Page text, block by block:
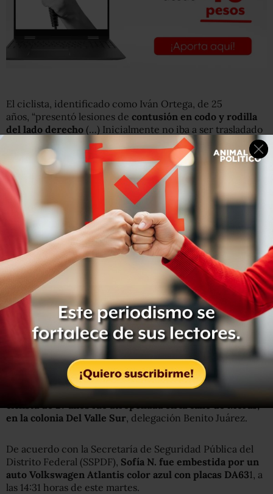
El ciclista, identificado como Iván Ortega, de 25
años, “presentó lesiones de contusión en codo y rodilla
del lado derecho (…) Inicialmente no iba a ser trasladado
por las lesiones presentadas pero la unidad DF602M6 de
granaderos lo trasladó al hospital Metropolitano, donde
los gastos correrán por cuenta del agrupamiento”, detalló
la dependencia local.
Atropellan a#ciclistade@Ecobicien Reforma; lo
reportan fuera de peligrohttps://t.co/eKAlcuDlAu
pic.twitter.com/4OO1TK9NQ7
— AnimalPolitico.com (@Pajaropolitico)noviembre 24,
2015
Nuevo lamentable accidente que involucra a ciclista..
Lateral de Reforma esquina Milán… @SSP_CDMX
pic.twitter.com/ctcmHZUu6N— alfonso brito
(@britoalfonso)noviembre 24, 2015
La tarde de este martes 24 de noviembre, u
na joven
ciclista de 27 años fue atropellada en la calle de Moras,
en la colonia Del Valle Sur , delegación Benito Juárez.
De acuerdo con la Secretaría de Seguridad Pública del
Distrito Federal (SSPDF), Sofía N. fue embestida por un
auto Volkswagen Atlantis color azul con placas DA631, a
las 14:31 horas de este martes.